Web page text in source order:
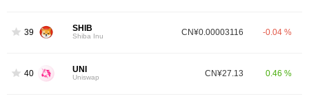
39 SHIB
Shiba Inu CN¥0.00003116 -0.04 %
40 UNI
Uniswap CN¥27.13 0.46 %